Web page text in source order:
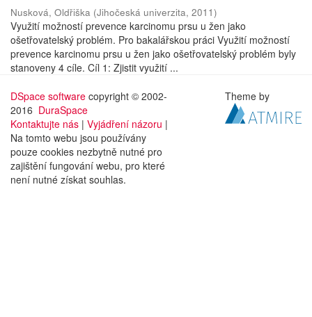
Nusková, Oldřiška (Jihočeská univerzita, 2011)
Využití možností prevence karcinomu prsu u žen jako
ošetřovatelský problém. Pro bakalářskou práci Využití možností
prevence karcinomu prsu u žen jako ošetřovatelský problém byly
stanoveny 4 cíle. Cíl 1: Zjistit využití ...
DSpace software copyright © 2002-
2016 DuraSpace
Kontaktujte nás | Vyjádření názoru |
Na tomto webu jsou používány
pouze cookies nezbytně nutné pro
zajištění fungování webu, pro které
není nutné získat souhlas.
Theme by